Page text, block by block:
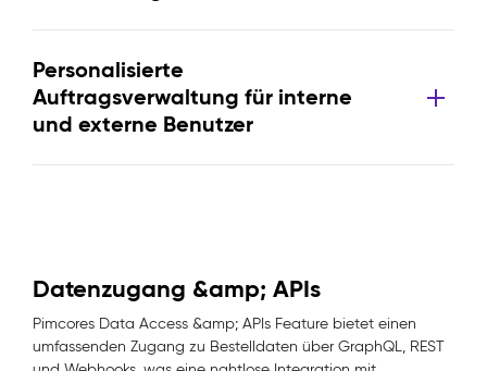
Personalisierte
Auftragsverwaltung für interne
und externe Benutzer
Datenzugang &amp; APIs
Pimcores Data Access &amp; APIs Feature bietet einen
umfassenden Zugang zu Bestelldaten über GraphQL, REST